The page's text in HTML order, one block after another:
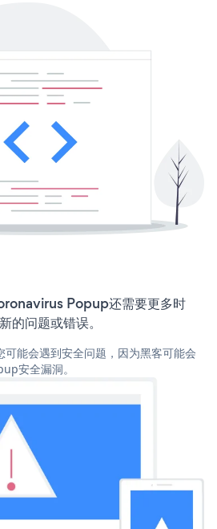
Popup还需要更多时
的问题或错误。
能会遇到安全问题，因为黑客可能会
安全漏洞。